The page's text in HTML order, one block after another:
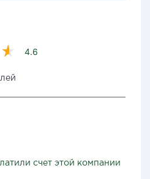
4.6
счет этой компании